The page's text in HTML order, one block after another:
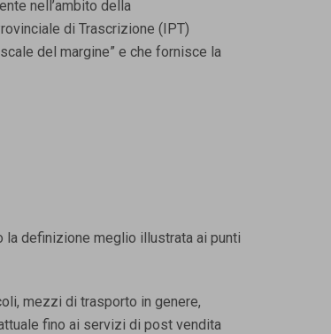
nell’ambito della
di Trascrizione (IPT)
del margine” e che fornisce la
la definizione meglio illustrata ai punti
mezzi di trasporto in genere,
fino ai servizi di post vendita